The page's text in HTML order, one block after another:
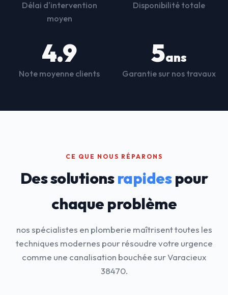
Délai d'intervention
moyen
Disponibilité totale
4.9
Note moyenne clients
5ans
Garantie sur nos travaux
CE QUE NOUS RÉPARONS
Des solutionsrapidespour
chaque problème
nos spécialistes en plomberie maîtrisent toutes les
techniques modernes pour résoudre votre urgence
comme une canalisation bouchée sur Varacieux
38470.